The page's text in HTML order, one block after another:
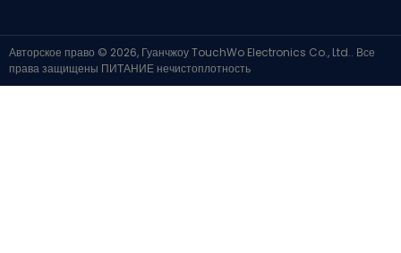
Авторское право © 2026, Гуанчжоу TouchWo Electronics Co., Ltd.. Все
права защищены ПИТАНИЕ нечистоплотность